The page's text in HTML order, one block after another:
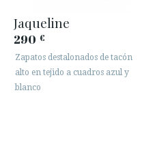
Jaqueline
290 €
Zapatos destalonados de tacón
alto en tejido a cuadros azul y
blanco